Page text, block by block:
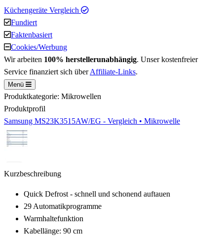
Küchengeräte Vergleich
Fundiert
Faktenbasiert
Cookies/Werbung
Wir arbeiten 100% herstellerunabhängig. Unser kostenfreier
Service finanziert sich überAffiliate-Links.
Menü
Produktkategorie: Mikrowellen
Produktprofil
Samsung MS23K3515AW/EG - Vergleich • Mikrowelle
Kurzbeschreibung
Quick Defrost - schnell und schonend auftauen
29 Automatikprogramme
Warmhaltefunktion
Kabellänge: 90 cm